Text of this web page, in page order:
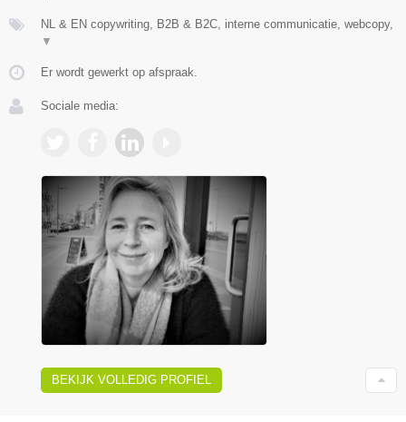
NL & EN copywriting, B2B & B2C, interne communicatie, webcopy,
▼
Er wordt gewerkt op afspraak.
Sociale media:
BEKIJK VOLLEDIG PROFIEL